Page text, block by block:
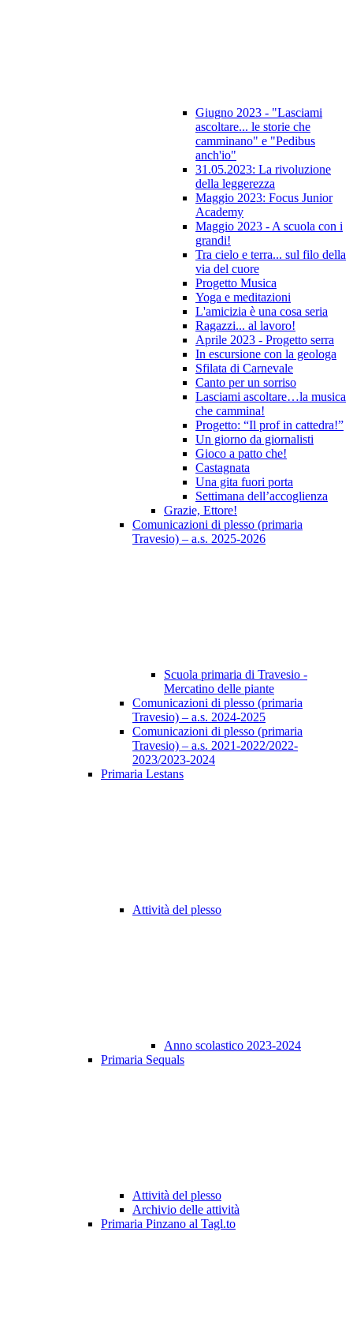
Giugno 2023 - "Lasciami
ascoltare... le storie che
camminano" e "Pedibus
anch'io"
31.05.2023: La rivoluzione
della leggerezza
Maggio 2023: Focus Junior
Academy
Maggio 2023 - A scuola con i
grandi!
Tra cielo e terra... sul filo della
via del cuore
Progetto Musica
Yoga e meditazioni
L'amicizia è una cosa seria
Ragazzi... al lavoro!
Aprile 2023 - Progetto serra
In escursione con la geologa
Sfilata di Carnevale
Canto per un sorriso
Lasciami ascoltare…la musica
che cammina!
Progetto: “Il prof in cattedra!”
Un giorno da giornalisti
Gioco a patto che!
Castagnata
Una gita fuori porta
Settimana dell’accoglienza
Grazie, Ettore!
Comunicazioni di plesso (primaria
Travesio) – a.s. 2025-2026
Scuola primaria di Travesio -
Mercatino delle piante
Comunicazioni di plesso (primaria
Travesio) – a.s. 2024-2025
Comunicazioni di plesso (primaria
Travesio) – a.s. 2021-2022/2022-
2023/2023-2024
Primaria Lestans
Attività del plesso
Anno scolastico 2023-2024
Primaria Sequals
Attività del plesso
Archivio delle attività
Primaria Pinzano al Tagl.to